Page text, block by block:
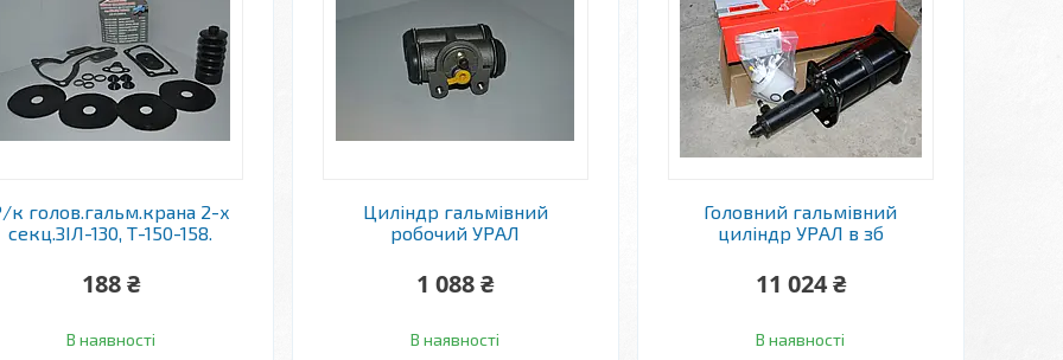
к голов.гальм.крана 2-х
секц.ЗІЛ-130, Т-150-158.
188 ₴
В наявності
Циліндр гальмівний
робочий УРАЛ
1 088 ₴
В наявності
Головний гальмівний
циліндр УРАЛ в зб
11 024 ₴
В наявності